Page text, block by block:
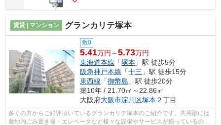
賃貸 | マンション グランカリテ塚本
敷0
5.41万円～5.73万円
東海道本線 「塚本 」駅 徒歩5分
阪急神戸本線 「十三 」駅 徒歩15分
東西線 「御幣島 」駅 徒歩20分
築10年 / 21.70㎡～22.86㎡
大阪府大阪市淀川区塚本 ２丁目
多くの方からご好評頂いているグランカリテ塚本のご紹介です。共用部には
敷地内ごみ置き場・エレベータなど様々な設備やサービスが揃っているので